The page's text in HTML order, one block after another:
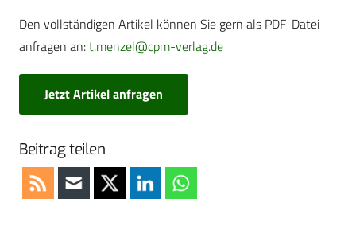
Den vollständigen Artikel können Sie gern als PDF-Datei
anfragen an:t.menzel@cpm-verlag.de
Jetzt Artikel anfragen
Beitrag teilen